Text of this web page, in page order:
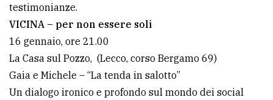
LE
ALTRE
TESTATE
testimonianze.
VICINA – per non essere soli
16 gennaio, ore 21.00
La Casa sul Pozzo, (Lecco, corso Bergamo 69)
Gaia e Michele – “La tenda in salotto”
Un dialogo ironico e profondo sul mondo dei social